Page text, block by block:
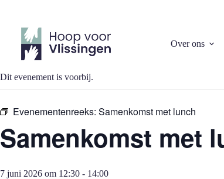
inhoud
Over ons
« Alle Evenementen
Dit evenement is voorbij.
Evenementenreeks: Samenkomst met lunch
Samenkomst met
7 juni 2026 om 12:30 - 14:00